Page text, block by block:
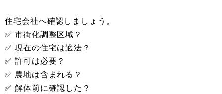
住宅会社へ確認しましょう。
✅ 市街化調整区域？
✅ 現在の住宅は適法？
✅ 許可は必要？
✅ 農地は含まれる？
✅ 解体前に確認した？